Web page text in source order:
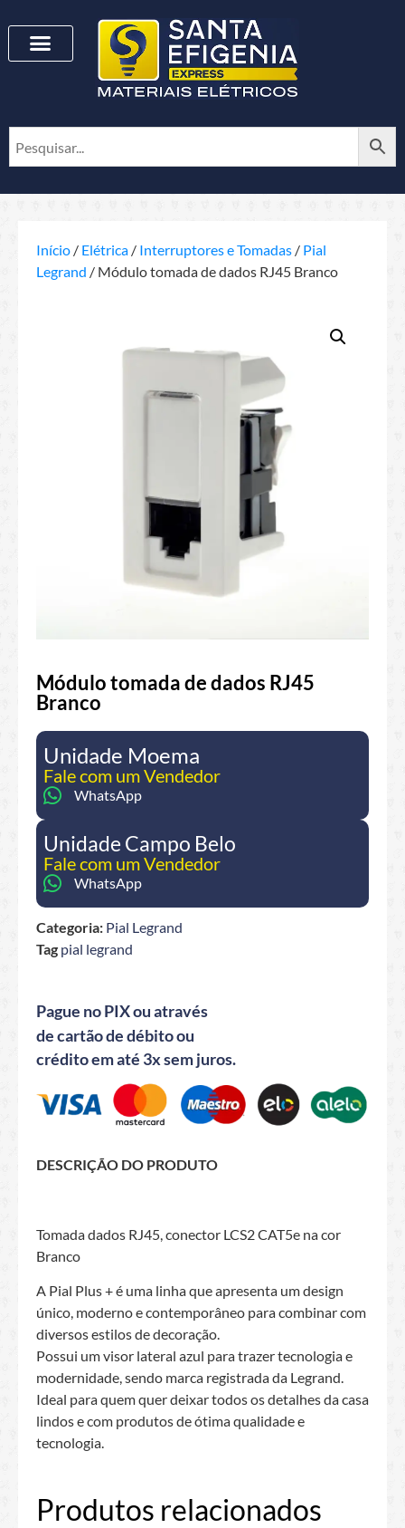
Início / Elétrica / Interruptores e Tomadas / Pial
Legrand / Módulo tomada de dados RJ45 Branco
Módulo tomada de dados RJ45
Branco
Unidade Moema
Fale com um Vendedor
WhatsApp
Unidade Campo Belo
Fale com um Vendedor
WhatsApp
Categoria: Pial Legrand
Tag pial legrand
Pague no PIX ou através
de cartão de débito ou
crédito em até 3x sem juros.
DESCRIÇÃO DO PRODUTO
Tomada dados RJ45, conector LCS2 CAT5e na cor
Branco
A Pial Plus + é uma linha que apresenta um design
único, moderno e contemporâneo para combinar com
diversos estilos de decoração.
Possui um visor lateral azul para trazer tecnologia e
modernidade, sendo marca registrada da Legrand.
Ideal para quem quer deixar todos os detalhes da casa
lindos e com produtos de ótima qualidade e
tecnologia.
Produtos relacionados